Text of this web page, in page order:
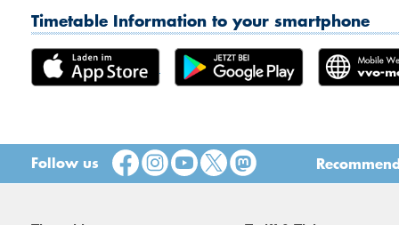
Timetable Information to your smartphone
Follow us